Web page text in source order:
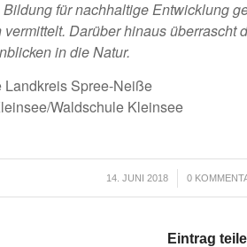
für nachhaltige Entwicklung
Darüber hinaus
in die Natur.
Spree-Neiße
Waldschule Kleinsee
14. JUNI 2018
/ 0 /
Eintrag